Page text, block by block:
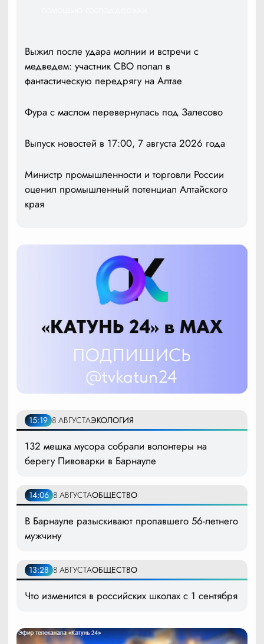
Выжил после удара молнии и встречи с
медведем: участник СВО попал в
фантастическую передрягу на Алтае
Фура с маслом перевернулась под Залесово
Выпуск новостей в 17:00, 7 августа 2026 года
Министр промышленности и торговли России
оценил промышленный потенциал Алтайского
края
15:19 8 АВГУСТАЭКОЛОГИЯ
132 мешка мусора собрали волонтеры на
берегу Пивоварки в Барнауле
14:06 8 АВГУСТАОБЩЕСТВО
В Барнауле разыскивают пропавшего 56-летнего
мужчину
13:28 8 АВГУСТАОБЩЕСТВО
Что изменится в российских школах с 1 сентября